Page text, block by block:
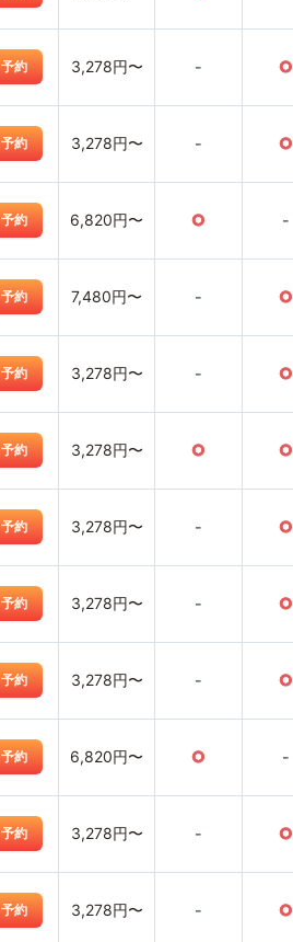
予約 3,278円〜 - ○
予約 3,278円〜 - ○
予約 6,820円〜 ○ -
予約 7,480円〜 - ○
予約 3,278円〜 - ○
予約 3,278円〜 ○ ○
予約 3,278円〜 - ○
予約 3,278円〜 - ○
予約 3,278円〜 - ○
予約 6,820円〜 ○ -
予約 3,278円〜 - ○
予約 3,278円〜 - ○